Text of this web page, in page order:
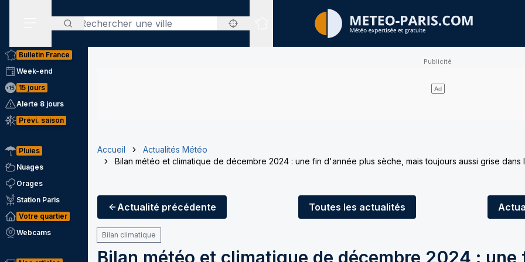
Rechercher
Sites expertisés
Bulletin France
Week-end
15 jours
Alerte 8 jours
Prévi. saison
Pluies
Nuages
Orages
Station Paris
Votre quartier
Webcams
Accueil
Actualités Météo
Bilan météo et climatique de décembre 2024 : une fin d'année plus sèche, mais toujours aussi grise dans
Actualité précédente Toutes les actualités
Bilan climatique
Bilan météo et climatique de décembre 2024 : une